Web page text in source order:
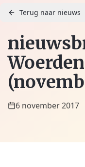
Terug naar nieuws
6 november 2017